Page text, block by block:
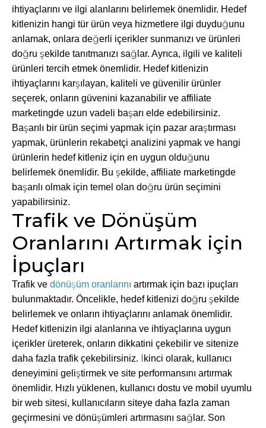
ihtiyaçlarını ve ilgi alanlarını belirlemek önemlidir. Hedef
kitlenizin hangi tür ürün veya hizmetlere ilgi duyduğunu
anlamak, onlara değerli içerikler sunmanızı ve ürünleri
doğru şekilde tanıtmanızı sağlar. Ayrıca, ilgili ve kaliteli
ürünleri tercih etmek önemlidir. Hedef kitlenizin
ihtiyaçlarını karşılayan, kaliteli ve güvenilir ürünler
seçerek, onların güvenini kazanabilir ve affiliate
marketingde uzun vadeli başarı elde edebilirsiniz.
Başarılı bir ürün seçimi yapmak için pazar araştırması
yapmak, ürünlerin rekabetçi analizini yapmak ve hangi
ürünlerin hedef kitleniz için en uygun olduğunu
belirlemek önemlidir. Bu şekilde, affiliate marketingde
başarılı olmak için temel olan doğru ürün seçimini
yapabilirsiniz.
Trafik ve Dönüşüm
Oranlarını Artırmak için
İpuçları
Trafik ve dönüşüm oranlarını artırmak için bazı ipuçları
bulunmaktadır. Öncelikle, hedef kitlenizi doğru şekilde
belirlemek ve onların ihtiyaçlarını anlamak önemlidir.
Hedef kitlenizin ilgi alanlarına ve ihtiyaçlarına uygun
içerikler üreterek, onların dikkatini çekebilir ve sitenize
daha fazla trafik çekebilirsiniz. İkinci olarak, kullanıcı
deneyimini geliştirmek ve site performansını artırmak
önemlidir. Hızlı yüklenen, kullanıcı dostu ve mobil uyumlu
bir web sitesi, kullanıcıların siteye daha fazla zaman
geçirmesini ve dönüşümleri artırmasını sağlar. Son